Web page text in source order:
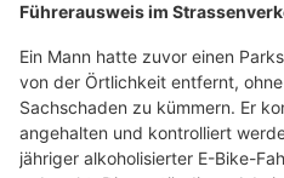
Führerausweis im
Ein Mann hatte zuvor einen
von der Örtlichkeit entfernt,
Sachschaden zu kümmern. Er
angehalten und kontrolliert
jähriger alkoholisierter E-Bike-